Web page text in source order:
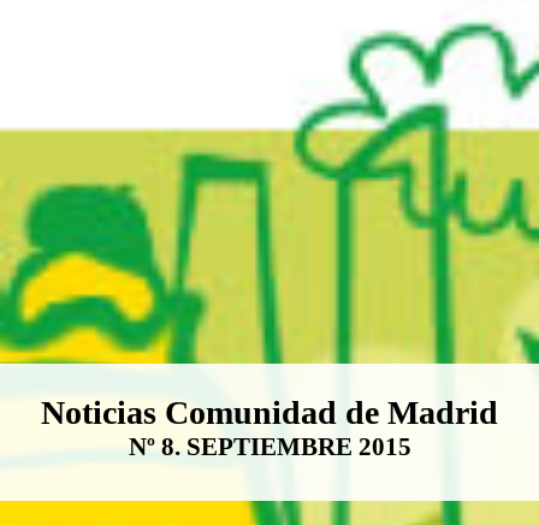
Boletín Noticias Comunidad de
Noticias Comunidad de Madrid
Nº 8. SEPTIEMBRE 2015